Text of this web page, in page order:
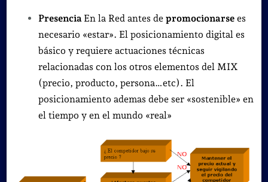
Presencia En la Red antes de promocionarsees
necesario «estar». El posicionamiento digital es
básico y requiere actuaciones técnicas
relacionadas con los otros elementos del MIX
(precio, producto, persona…etc). El
posicionamiento ademas debe ser «sostenible» en
el tiempo y en el mundo «real»